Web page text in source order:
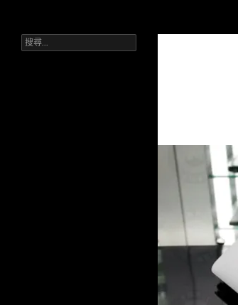
台灣首選相機收購平台。單眼、無
反、鏡頭皆收。台中一中/三賢店。
搜
尋